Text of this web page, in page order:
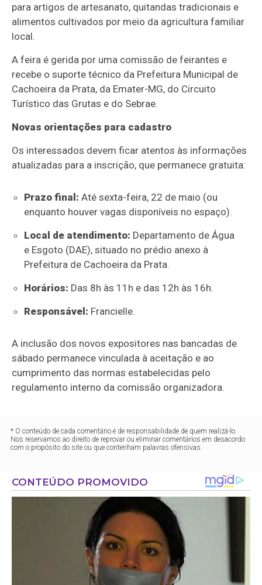
para artigos de artesanato, quitandas tradicionais e
alimentos cultivados por meio da agricultura familiar
local.
A feira é gerida por uma comissão de feirantes e
recebe o suporte técnico da Prefeitura Municipal de
Cachoeira da Prata, da Emater-MG, do Circuito
Turístico das Grutas e do Sebrae.
Novas orientações para cadastro
Os interessados devem ficar atentos às informações
atualizadas para a inscrição, que permanece gratuita:
Prazo final: Até sexta-feira, 22 de maio (ou
enquanto houver vagas disponíveis no espaço).
Local de atendimento: Departamento de Água
e Esgoto (DAE), situado no prédio anexo à
Prefeitura de Cachoeira da Prata.
Horários: Das 8h às 11h e das 12h às 16h.
Responsável: Francielle.
A inclusão dos novos expositores nas bancadas de
sábado permanece vinculada à aceitação e ao
cumprimento das normas estabelecidas pelo
regulamento interno da comissão organizadora.
* O conteúdo de cada comentário é de responsabilidade de quem realizá-lo.
Nos reservamos ao direito de reprovar ou eliminar comentários em desacordo
com o propósito do site ou que contenham palavras ofensivas.